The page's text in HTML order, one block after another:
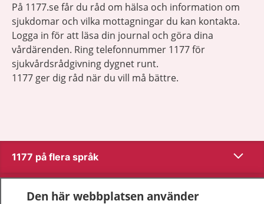
På 1177.se får du råd om hälsa och information om
sjukdomar och vilka mottagningar du kan kontakta.
Logga in för att läsa din journal och göra dina
vårdärenden. Ring telefonnummer 1177 för
sjukvårdsrådgivning dygnet runt.
1177 ger dig råd när du vill må bättre.
1177 på flera språk Visa
Den här webbplatsen använder